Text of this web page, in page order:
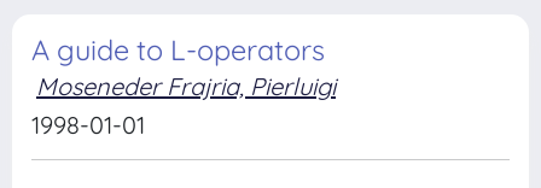
A guide to L-operators
Moseneder Frajria, Pierluigi
1998-01-01